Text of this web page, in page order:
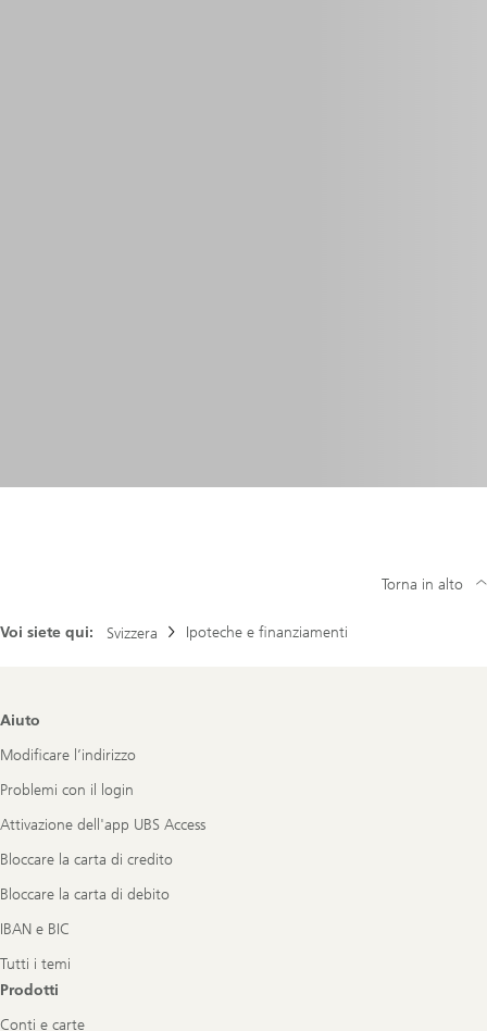
Voi siete qui: Svizzera Ipoteche e finanziamenti
Torna in alto
Footer
Aiuto
Modificare l’indirizzo
Problemi con il login
Attivazione dell'app UBS Access
Bloccare la carta di credito
Bloccare la carta di debito
IBAN e BIC
Tutti i temi
Prodotti
Conti e carte